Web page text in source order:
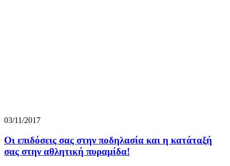
03/11/2017
Οι επιδόσεις σας στην ποδηλασία και η κατάταξή
σας στην αθλητική πυραμίδα!